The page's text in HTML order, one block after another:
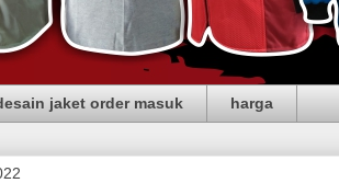
jaket order masuk harga